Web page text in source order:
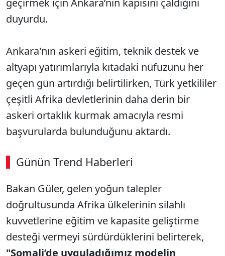
geçirmek için Ankara’nın kapısını çaldığını
duyurdu.
Ankara'nın askeri eğitim, teknik destek ve
altyapı yatırımlarıyla kıtadaki nüfuzunu her
geçen gün artırdığı belirtilirken, Türk yetkililer
çeşitli Afrika devletlerinin daha derin bir
askeri ortaklık kurmak amacıyla resmi
başvurularda bulunduğunu aktardı.
Günün Trend Haberleri
Bakan Güler, gelen yoğun talepler
doğrultusunda Afrika ülkelerinin silahlı
kuvvetlerine eğitim ve kapasite geliştirme
desteği vermeyi sürdürdüklerini belirterek,
"Somali’de uyguladığımız modelin